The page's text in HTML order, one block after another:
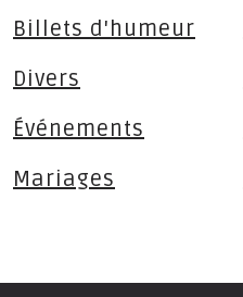
Billets d'humeur
Divers
Événements
Mariages